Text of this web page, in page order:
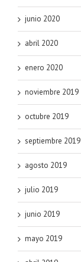
junio 2020
abril 2020
enero 2020
noviembre 2019
octubre 2019
septiembre 2019
agosto 2019
julio 2019
junio 2019
mayo 2019